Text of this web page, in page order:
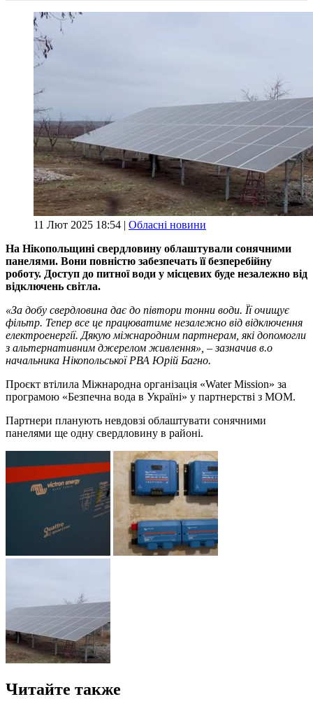
11 Лют 2025 18:54 | Обласні новини
На Нікопольщині свердловину облаштували сонячними
панелями. Вони повністю забезпечать її безперебійну
роботу. Доступ до питної води у місцевих буде незалежно від
відключень світла.
«За добу свердловина дає до півтори тонни води. Її очищує
фільтр. Тепер все це працюватиме незалежно від відключення
електроенергії. Дякую міжнародним партнерам, які допомогли
з альтернативним джерелом живлення», – зазначив в.о
начальника Нікопольської РВА Юрій Багно.
Проєкт втілила Міжнародна організація «Water Mission» за
програмою «Безпечна вода в Україні» у партнерстві з МОМ.
Партнери планують невдовзі облаштувати сонячними
панелями ще одну свердловину в районі.
Читайте также